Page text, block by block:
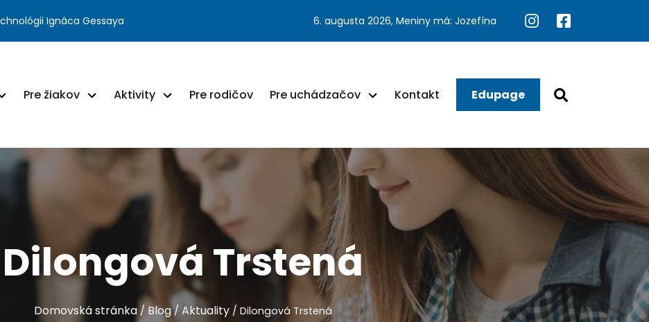
Ignáca Gessaya 6. augusta 2026, Meniny má: Jozefína
Pre žiakov Aktivity Pre rodičov Pre uchádzačov Kontakt Edupage
Dilongová Trstená
Domovská stránka / Blog/ Aktuality / Dilongová Trstená